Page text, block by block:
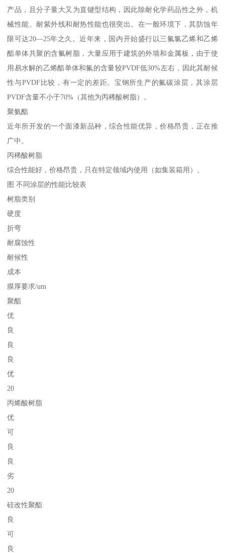
产品，且分子量大又为直键型结构，因此除耐化学药品性之外，机
械性能、耐紫外线和耐热性能也很突出。在一般环境下，其防蚀年
限可达20—25年之久。近年来，国内开始盛行以三氟氯乙烯和乙烯
酯单体共聚的含氟树脂，大量应用于建筑的外墙和金属板，由于使
用易水解的乙烯酯单体和氟的含量较PVDF低30%左右，因此其耐候
性与PVDF比较，有一定的差距。宝钢所生产的氟碳涂层，其涂层
PVDF含量不小于70%（其他为丙稀酸树脂）。
聚氨酯
近年所开发的一个面漆新品种，综合性能优异，价格昂贵，正在推
广中。
丙稀酸树脂
综合性能好，价格昂贵，只在特定领域内使用（如集装箱用）。
图 不同涂层的性能比较表
树脂类别
硬度
折弯
耐腐蚀性
耐候性
成本
膜厚要求/um
聚酯
优
良
良
良
优
20
丙烯酸树脂
优
可
良
良
劣
20
硅改性聚酯
良
可
良